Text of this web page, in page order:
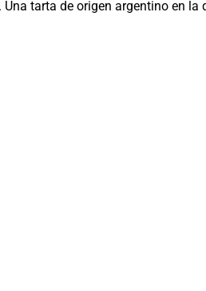
tarta de origen argentino en la